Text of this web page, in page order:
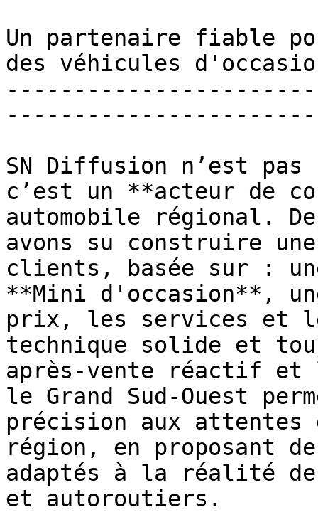
Un partenaire fiable
des véhicules
SN Diffusion n’est pas
c’est un **acteur de
automobile régional.
avons su construire
clients, basée sur :
**Mini d'occasion**,
prix, les services et
technique solide et
après-vente réactif et
le Grand Sud-Ouest
précision aux attentes
région, en proposant
adaptés à la réalité
et autoroutiers.